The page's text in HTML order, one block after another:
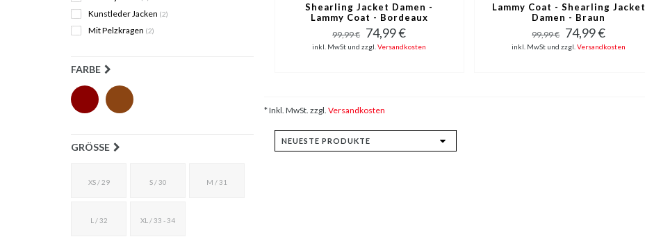
Kunstleder Jacken (2)
Mit Pelzkragen (2)
FARBE
GRÖSSE
XS / 29 S / 30 M / 31
L / 32 XL / 33 - 34
Shearling Jacket Damen -
Lammy Coat - Bordeaux
99,99 € 74,99 €
inkl. MwSt und zzgl.Versandkosten
Lammy Coat - Shearling Jacket
Damen - Braun
99,99 € 74,99 €
inkl. MwSt und zzgl.Versandkosten
* Inkl. MwSt. zzgl. Versandkosten